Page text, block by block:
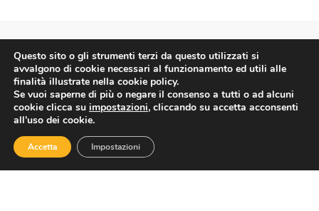
ASSOTURISMO
Contatti
Questo sito o gli strumenti terzi da questo utilizzati si
avvalgono di cookie necessari al funzionamento ed utili alle
finalità illustrate nella cookie policy.
Se vuoi saperne di più o negare il consenso a tutti o ad alcuni
cookie clicca su impostazioni, cliccando su accetta acconsenti
all’uso dei cookie.
Accetta Impostazioni